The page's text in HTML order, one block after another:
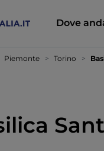
Dove
Piemonte Torino